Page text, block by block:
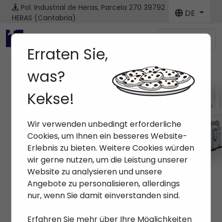
Pol. Industrial de Heras, Parcela 270 39792
HERAS (Cantabria)
DE
Menú
Anfang> Marken >
Erraten Sie,
was?
Kekse!
Wir verwenden unbedingt erforderliche
Cookies, um Ihnen ein besseres Website-
Erlebnis zu bieten. Weitere Cookies würden
wir gerne nutzen, um die Leistung unserer
Website zu analysieren und unsere
Angebote zu personalisieren, allerdings
nur, wenn Sie damit einverstanden sind.
Erfahren Sie mehr über Ihre Möglichkeiten